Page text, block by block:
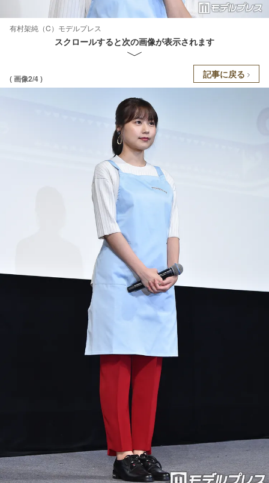
有村架純（C）モデルプレス
スクロールすると次の画像が表示されます
( 画像2/4 ) 記事に戻る